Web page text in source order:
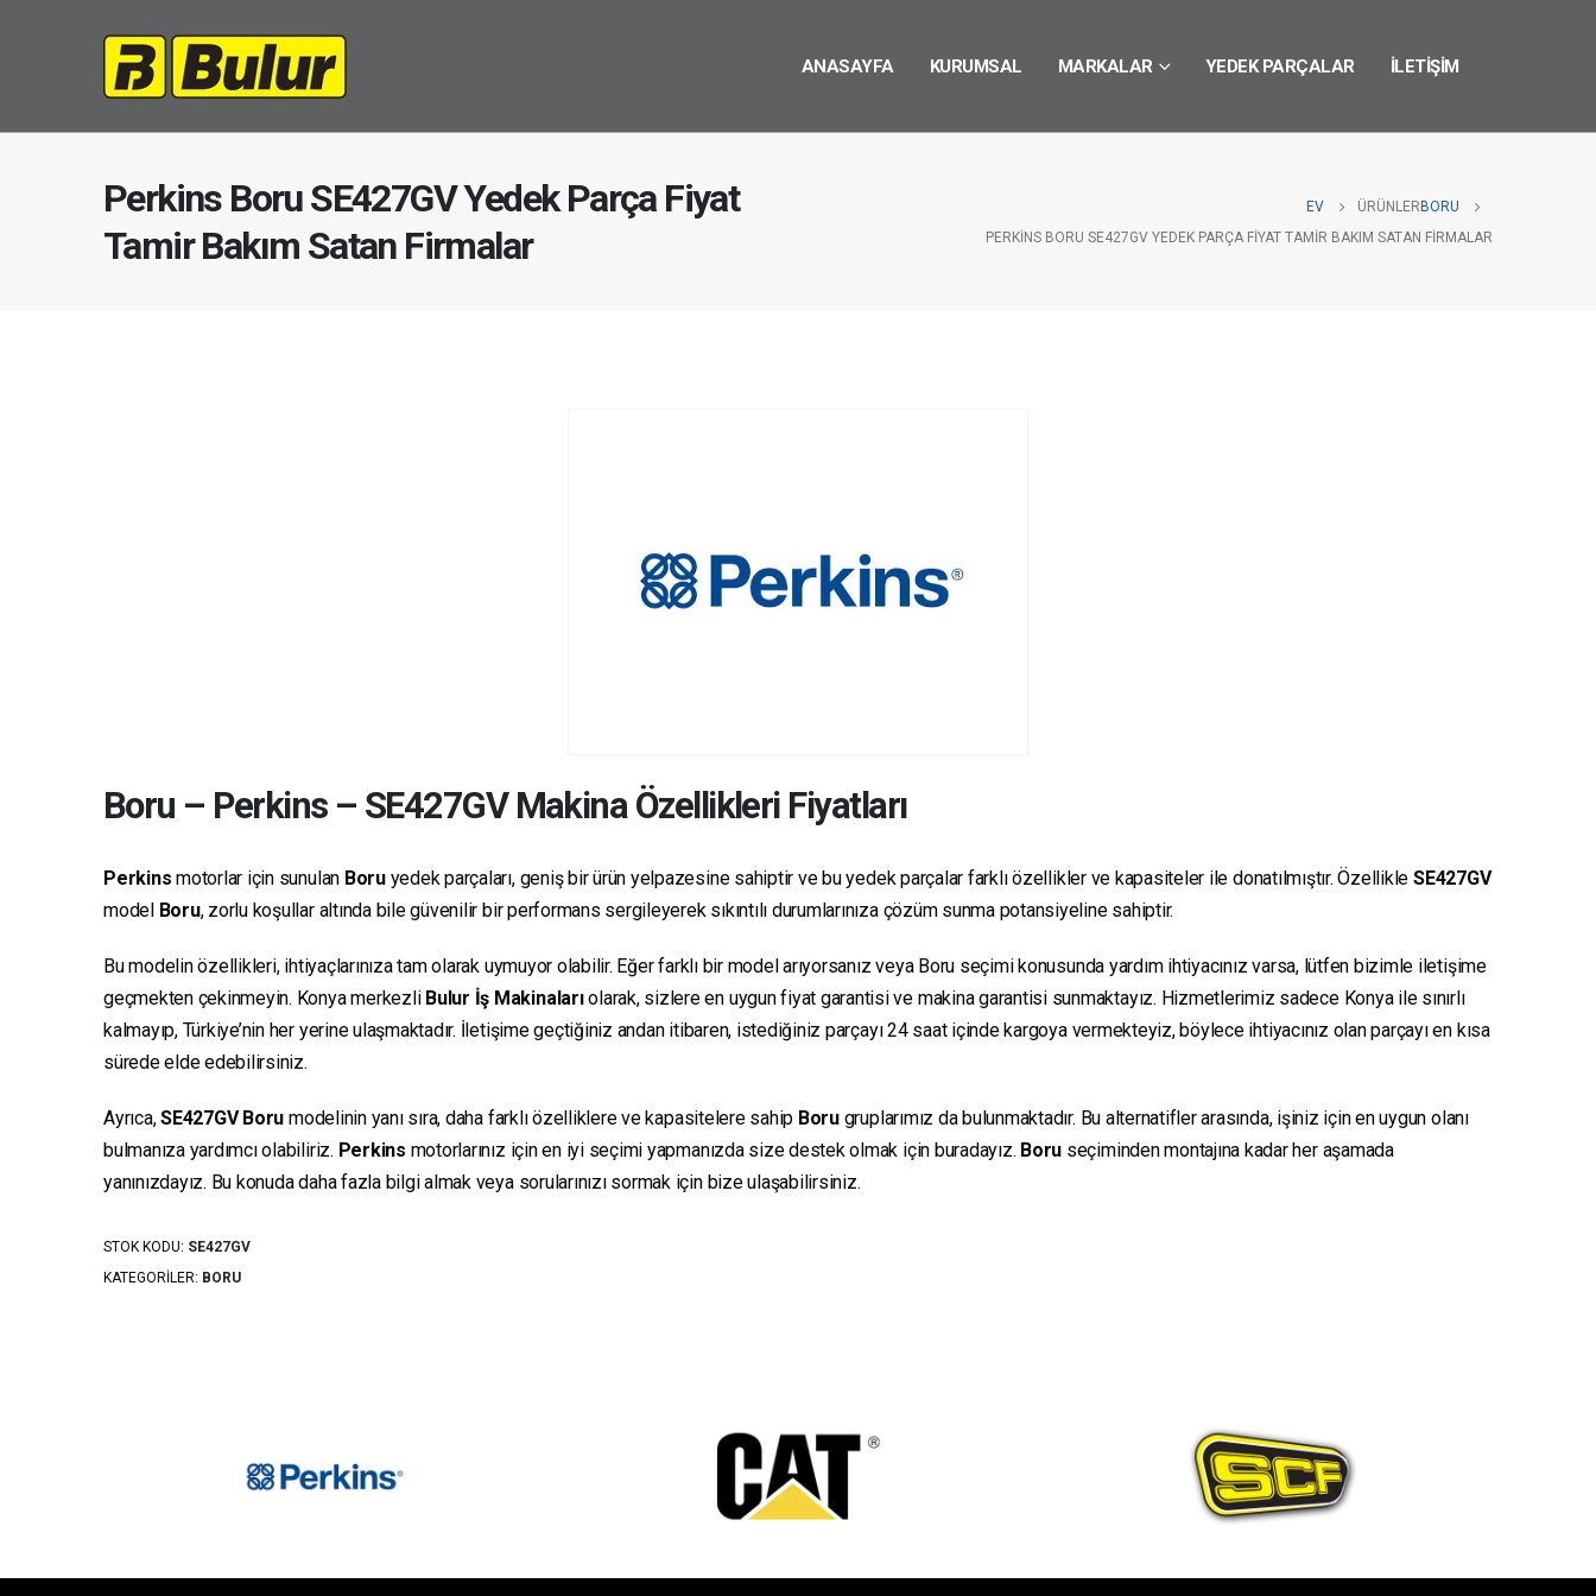
ANASAYFA KURUMSAL MARKALAR YEDEK PARÇALAR İLETIŞIM
Perkins Boru SE427GV Yedek Parça Fiyat
Tamir Bakım Satan Firmalar
EV ÜRÜNLER BORU
PERKINS BORU SE427GV YEDEK PARÇA FIYAT TAMIR BAKIM SATAN FIRMALAR
Boru – Perkins– SE427GVMakina Özellikleri Fiyatları
Perkins motorlar için sunulan Boruyedek parçaları, geniş bir ürün yelpazesine sahiptir ve bu yedek parçalar farklı özellikler ve kapasiteler ile donatılmıştır. Özellikle SE427GV
model Boru, zorlu koşullar altında bile güvenilir bir performans sergileyerek sıkıntılı durumlarınıza çözüm sunma potansiyeline sahiptir.
Bu modelin özellikleri, ihtiyaçlarınıza tam olarak uymuyor olabilir. Eğer farklı bir model arıyorsanız veya Boru seçimi konusunda yardım ihtiyacınız varsa, lütfen bizimle iletişime
geçmekten çekinmeyin. Konya merkezli Bulur İş Makinalarıolarak, sizlere en uygun fiyat garantisi ve makina garantisi sunmaktayız. Hizmetlerimiz sadece Konya ile sınırlı
kalmayıp, Türkiye’nin her yerine ulaşmaktadır. İletişime geçtiğiniz andan itibaren, istediğiniz parçayı 24 saat içinde kargoya vermekteyiz, böylece ihtiyacınız olan parçayı en kısa
sürede elde edebilirsiniz.
Ayrıca,SE427GV Boru modelinin yanı sıra, daha farklı özelliklere ve kapasitelere sahip Borugruplarımız da bulunmaktadır. Bu alternatifler arasında, işiniz için en uygun olanı
bulmanıza yardımcı olabiliriz. Perkins motorlarınız için en iyi seçimi yapmanızda size destek olmak için buradayız. Boru seçiminden montajına kadar her aşamada
yanınızdayız. Bu konuda daha fazla bilgi almak veya sorularınızı sormak için bize ulaşabilirsiniz.
STOK KODU: SE427GV
KATEGORILER: BORU